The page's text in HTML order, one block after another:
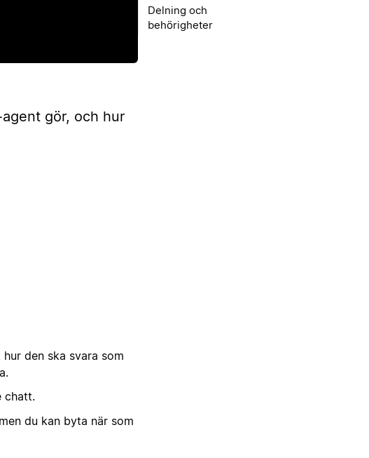
gör, och hur
den ska svara som
chatt.
du kan byta när som
Delning och
behörigheter